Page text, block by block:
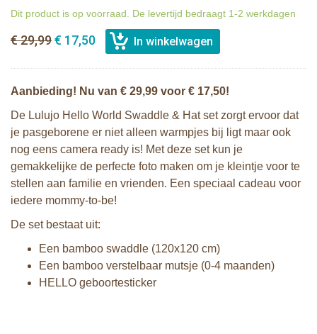
Dit product is op voorraad. De levertijd bedraagt 1-2 werkdagen
€ 29,99€ 17,50
Aanbieding! Nu van € 29,99 voor € 17,50!
De Lulujo Hello World Swaddle & Hat set zorgt ervoor dat
je pasgeborene er niet alleen warmpjes bij ligt maar ook
nog eens camera ready is! Met deze set kun je
gemakkelijke de perfecte foto maken om je kleintje voor te
stellen aan familie en vrienden. Een speciaal cadeau voor
iedere mommy-to-be!
De set bestaat uit:
Een bamboo swaddle (120x120 cm)
Een bamboo verstelbaar mutsje (0-4 maanden)
HELLO geboortesticker